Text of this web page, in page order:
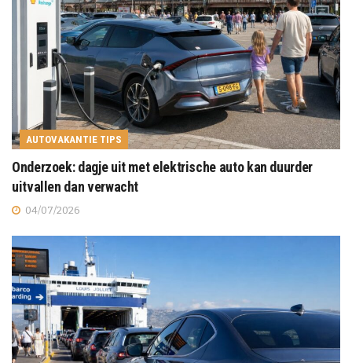
AUTOVAKANTIE TIPS
Onderzoek: dagje uit met elektrische auto kan duurder
uitvallen dan verwacht
04/07/2026